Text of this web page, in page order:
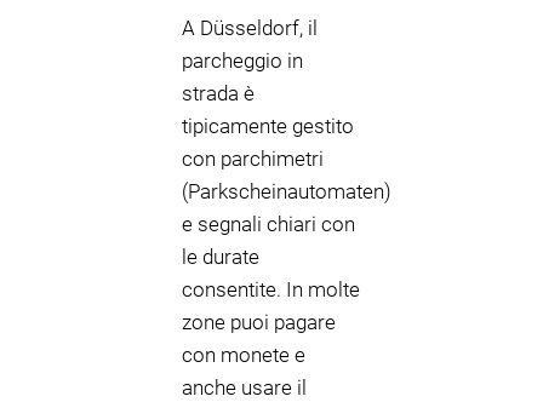
A Düsseldorf, il
parcheggio in
strada è
tipicamente gestito
con parchimetri
(Parkscheinautomaten)
e segnali chiari con
le durate
consentite. In molte
zone puoi pagare
con monete e
anche usare il